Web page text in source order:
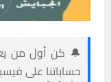
🔔 كن أول من
حساباتنا على